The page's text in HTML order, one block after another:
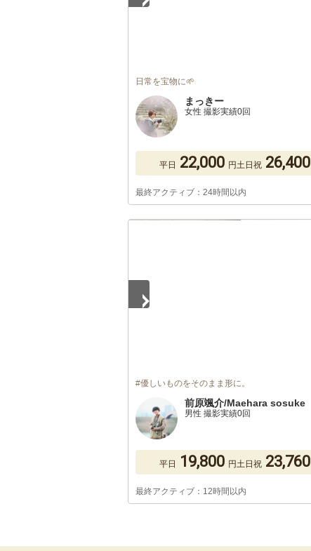
日常を宝物に🌱
まっきー
女性 撮影実績0回
平日 22,000 円土日祝 26,400
最終アクティブ：24時間以内
#優しいものをそのまま形に。
前原颯介/Maehara sosuke
男性 撮影実績0回
平日 19,800 円土日祝 23,760
最終アクティブ：12時間以内